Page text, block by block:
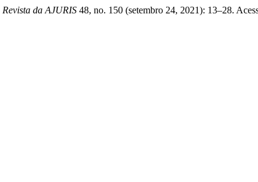
Revista da AJURIS 48, no. 150 (setembro 24, 2021): 13–28.